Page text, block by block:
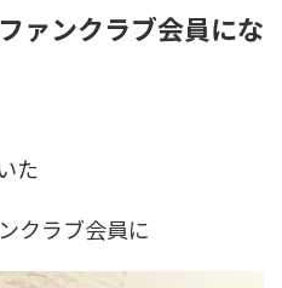
ァンクラブ会員にな
た
クラブ会員に